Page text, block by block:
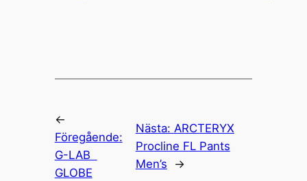
←
Föregående:
G-LAB
GLOBE
Nästa: ARCTERYX
Procline FL Pants
Men’s
→